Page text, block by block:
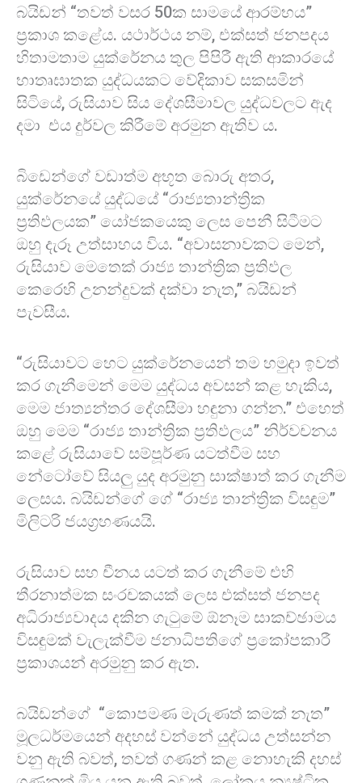
බයිඩන් “තවත් වසර 50ක සාමයේ ආරම්භය”
ප්‍රකාශ කළේය. යථාර්ථය නම්, එක්සත් ජනපදය
හිතාමතාම යුක්රේනය තුල පිපිරී ඇති ආකාරයේ
භාතෘඝාතක යුද්ධයකට වේදිකාව සකසමින්
සිටියේ, රුසියාව සිය දේශසීමාවල යුද්ධවලට ඇද
දමා එය දුර්වල කිරීමේ අරමුන ඇතිව ය.
බිඩෙන්ගේ වඩාත්ම අභූත බොරු අතර,
යුක්රේනයේ යුද්ධයේ “රාජ්‍යතාන්ත්‍රික
ප්‍රතිඵලයක” යෝජකයෙකු ලෙස පෙනී සිටීමට
ඔහු දැරූ උත්සාහය විය. “අවාසනාවකට මෙන්,
රුසියාව මෙතෙක් රාජ්‍ය තාන්ත්‍රික ප්‍රතිඵල
කෙරෙහි උනන්දුවක් දක්වා නැත,” බයිඩන්
පැවසීය.
“රුසියාවට හෙට යුක්රේනයෙන් තම හමුදා ඉවත්
කර ගැනීමෙන් මෙම යුද්ධය අවසන් කළ හැකිය,
මෙම ජාත්‍යන්තර දේශසීමා හඳුනා ගන්න.” එහෙත්
ඔහු මෙම “රාජ්‍ය තාන්ත්‍රික ප්‍රතිඵලය” නිර්වචනය
කළේ රුසියාවේ සම්පූර්ණ යටත්වීම සහ
නේටෝවේ සියලු යුද අරමුනු සාක්ෂාත් කර ගැනීම
ලෙසය. බයිඩන්ගේ ගේ “රාජ්‍ය තාන්ත්‍රික විසඳුම”
මිලිටරි ජයග්‍රහණයයි.
රුසියාව සහ චීනය යටත් කර ගැනීමේ එහි
තීරනාත්මක සංරචකයක් ලෙස එක්සත් ජනපද
අධිරාජ්‍යවාදය දකින ගැටුමේ ඕනෑම සාකච්ඡාමය
විසඳුමක් වැලැක්වීම ජනාධිපතිගේ ප්‍රකෝපකාරී
ප්‍රකාශයන් අරමුනු කර ඇත.
බයිඩන්ගේ “කොපමණ මැරුණත් කමක් නැත”
මූලධර්මයෙන් අදහස් වන්නේ යුද්ධය උත්සන්න
වනු ඇති බවත්, තවත් ගණන් කළ නොහැකි දහස්